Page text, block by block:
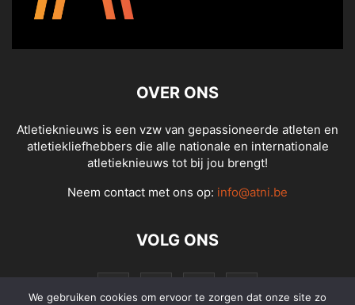
OVER ONS
Atletieknieuws is een vzw van gepassioneerde atleten en
atletiekliefhebbers die alle nationale en internationale
atletieknieuws tot bij jou brengt!
Neem contact met ons op: info@atni.be
VOLG ONS
We gebruiken cookies om ervoor te zorgen dat onze site zo